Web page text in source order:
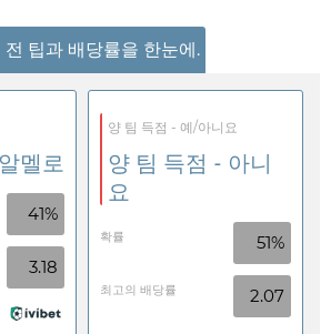
전 팁과 배당률을 한눈에.
멜로
41%
3.18
양 팀 득점 - 예/아니요
양 팀 득점 - 아니
요
확률 51%
최고의 배당률 2.07